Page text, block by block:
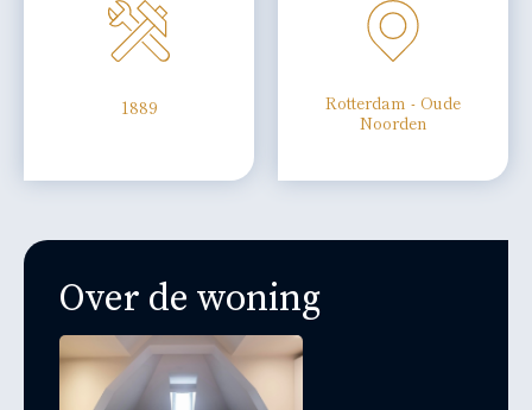
1889
Rotterdam - Oude
Noorden
Over de woning